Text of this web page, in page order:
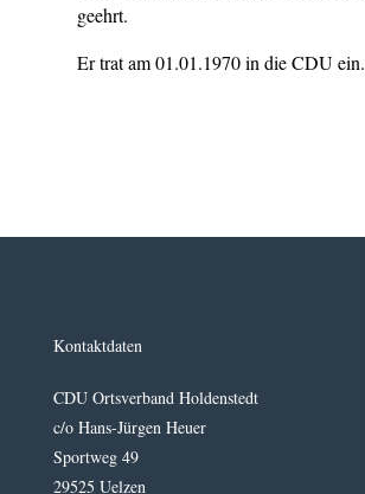
geehrt.
Er trat am 01.01.1970 in die CDU ein.
Kontaktdaten
CDU Ortsverband Holdenstedt
c/o Hans-Jürgen Heuer
Sportweg 49
29525 Uelzen